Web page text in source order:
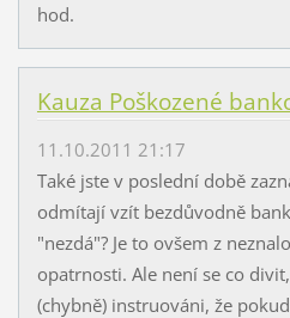
hod.
Kauza Poškozené
11.10.2011 21:17
Také jste v poslední době
odmítají vzít bezdůvodně
"nezdá"? Je to ovšem z
opatrnosti. Ale není se co
(chybně) instruováni, že